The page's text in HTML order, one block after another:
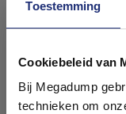
Toestemming
Cookiebeleid van
Bij Megadump
technieken om
Hoogte: 4 cm
Diepte: 22 cm
1 kraangat